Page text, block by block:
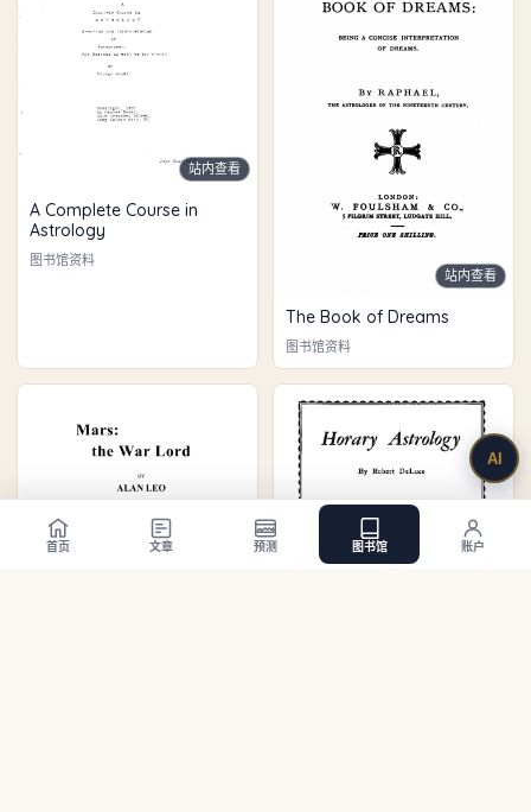
站内查看
A Complete Course in
Astrology
图书馆资料
站内查看
The Book of Dreams
图书馆资料
首页 文章 预测 图书馆 账户